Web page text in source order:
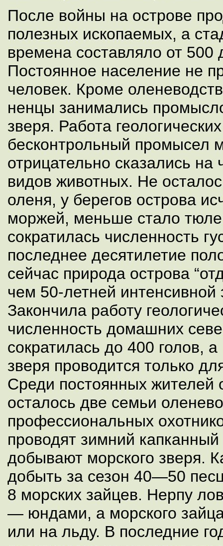
После войны на острове
полезных ископаемых, а
времена составляло от 500
Постоянное население не
человек. Кроме
ненцы занимались
зверя. Работа
бесконтрольный промысел
отрицательно сказались на
видов животных. Не
оленя, у берегов острова
моржей, меньше стало
сократилась численность
последнее десятилетие
сейчас природа острова
чем 50-летней интенсивной
Закончила работу
численность домашних
сократилась до 400 голов,
зверя проводится только
Среди постоянных жителей
осталось две семьи
профессиональных
проводят зимний
добывают морского зверя.
добыть за сезон 40—50
8 морских зайцев. Нерпу
— юндами, а морского
или на льду. В последние